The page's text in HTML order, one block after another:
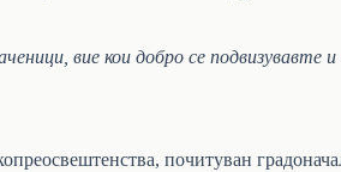
вие кои добро се подвизувавте
почитуван